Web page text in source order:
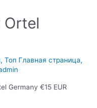
Ortel
,Топ Главная страница,
Germany €15 EUR